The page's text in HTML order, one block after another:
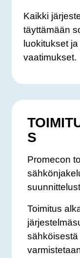
Kaikki
täyttämään
luokitukset
vaatimukset.
S
Promecon
Toimitus
sähköisestä